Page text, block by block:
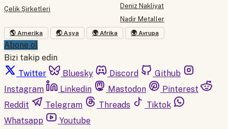
Çelik Şirketleri
Deniz Nakliyat
Nadir Metaller
🌎 Amerika 🌏 Asya 🌍 Afrika 🌍 Avrupa
Abone ol
Bizi takip edin
Twitter
Bluesky Discord
Github
Instagram
Linkedin Mastodon
Pinterest
Reddit
Telegram Threads
Tiktok
Whatsapp
Youtube